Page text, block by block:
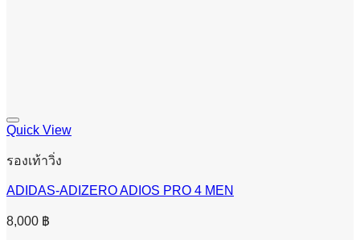
Quick View
รองเท้าวิ่ง
ADIDAS-ADIZERO ADIOS PRO 4 MEN
8,000 ฿